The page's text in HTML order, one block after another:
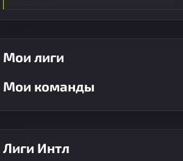
Мои лиги
Мои команды
Лиги Интл